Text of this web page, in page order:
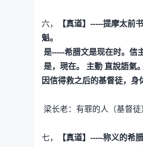
六， 【真道】-----提摩太前
魁。
是-----希腊文是现在时。信
是，現在。 主動 直說語氣
因信得救之后的基督徒，身
梁长老：有罪的人（基督徒
七，
【真道】-----称义的希